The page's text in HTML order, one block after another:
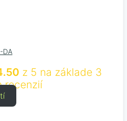
DA
z 5 na základe 3
recenzií